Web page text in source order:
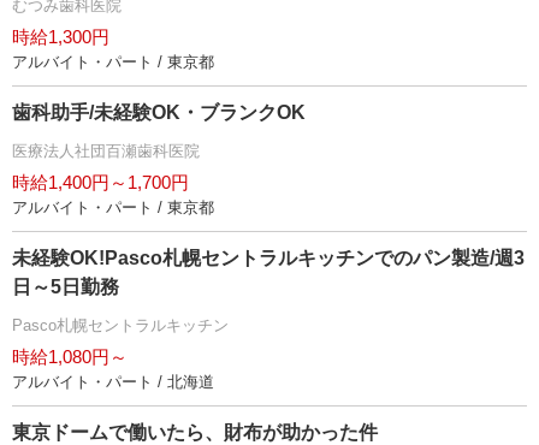
むつみ歯科医院
時給1,300円
アルバイト・パート / 東京都
歯科助手/未経験OK・ブランクOK
医療法人社団百瀬歯科医院
時給1,400円～1,700円
アルバイト・パート / 東京都
未経験OK!Pasco札幌セントラルキッチンでのパン製造/週3
日～5日勤務
Pasco札幌セントラルキッチン
時給1,080円～
アルバイト・パート / 北海道
東京ドームで働いたら、財布が助かった件